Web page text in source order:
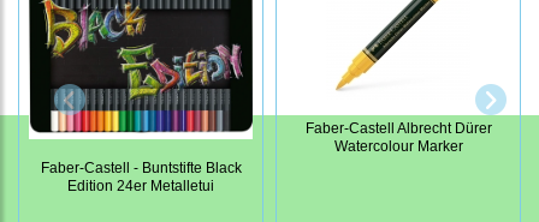
Faber-Castell - Buntstifte Black
Edition 24er Metalletui
Faber-Castell Albrecht Dürer
Watercolour Marker